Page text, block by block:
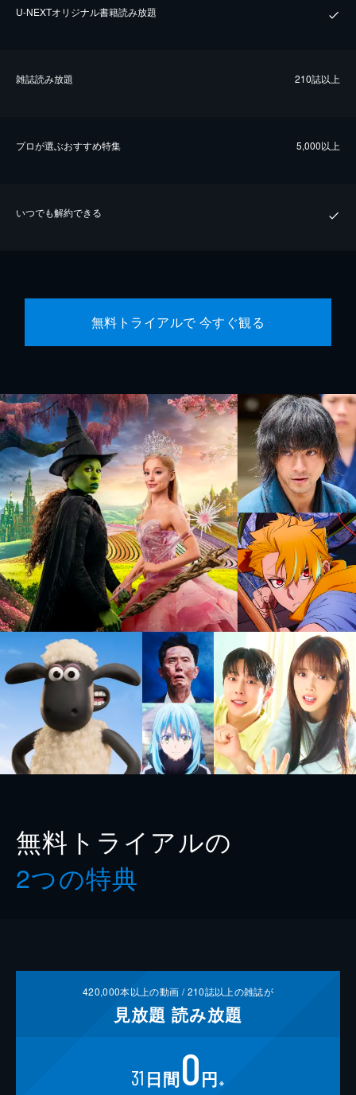
U-NEXTオリジナル書籍読み放題
雑誌読み放題 210誌以上
プロが選ぶおすすめ特集 5,000以上
いつでも解約できる
無料トライアルで 今すぐ観る
無料トライアルの
2つの特典
420,000本以上の動画 /210誌以上の雑誌が
見放題 読み放題
31 日間0円 ※